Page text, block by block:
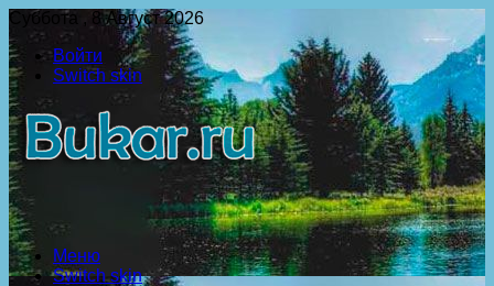
Суббота , 8 Август 2026
Войти
Switch skin
Меню
Switch skin